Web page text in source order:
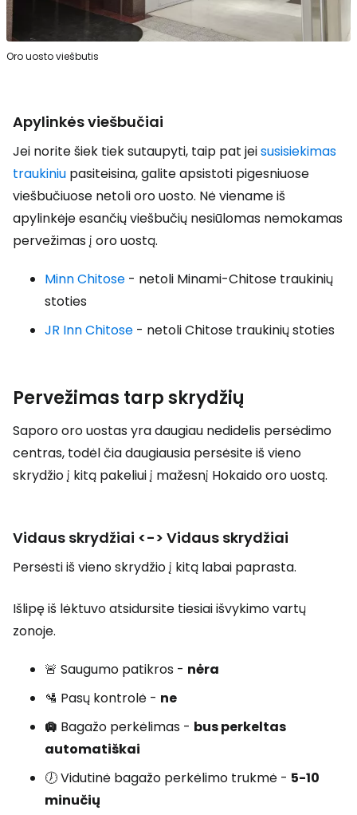
Oro uosto viešbutis
Apylinkės viešbučiai
Jei norite šiek tiek sutaupyti, taip pat jeisusisiekimas
traukiniu pasiteisina, galite apsistoti pigesniuose
viešbučiuose netoli oro uosto. Nė viename iš
apylinkėje esančių viešbučių nesiūlomas nemokamas
pervežimas į oro uostą.
Minn Chitose - netoli Minami-Chitose traukinių
stoties
JR Inn Chitose - netoli Chitose traukinių stoties
Pervežimas tarp skrydžių
Saporo oro uostas yra daugiau nedidelis persėdimo
centras, todėl čia daugiausia persėsite iš vieno
skrydžio į kitą pakeliui į mažesnį Hokaido oro uostą.
Vidaus skrydžiai <-> Vidaus skrydžiai
Persėsti iš vieno skrydžio į kitą labai paprasta.
Išlipę iš lėktuvo atsidursite tiesiai išvykimo vartų
zonoje.
🚨 Saugumo patikros - nėra
🛂 Pasų kontrolė - ne
🛄 Bagažo perkėlimas - bus perkeltas
automatiškai
🕖 Vidutinė bagažo perkėlimo trukmė - 5-10
minučių